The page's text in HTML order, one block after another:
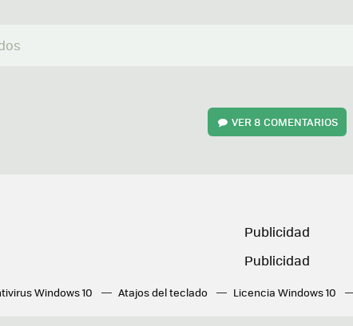
VER8 COMENTARIOS
Windows 10 Atajos del teclado Licencia Windows 10